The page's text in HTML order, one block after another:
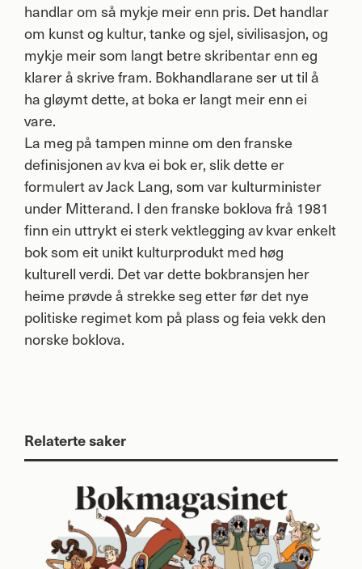
handlar om så mykje meir enn pris. Det handlar
om kunst og kultur, tanke og sjel, sivilisasjon, og
mykje meir som langt betre skribentar enn eg
klarer å skrive fram. Bokhandlarane ser ut til å
ha gløymt dette, at boka er langt meir enn ei
vare.
La meg på tampen minne om den franske
definisjonen av kva ei bok er, slik dette er
formulert av Jack Lang, som var kulturminister
under Mitterand. I den franske boklova frå 1981
finn ein uttrykt ei sterk vektlegging av kvar enkelt
bok som eit unikt kulturprodukt med høg
kulturell verdi. Det var dette bokbransjen her
heime prøvde å strekke seg etter før det nye
politiske regimet kom på plass og feia vekk den
norske boklova.
Relaterte saker